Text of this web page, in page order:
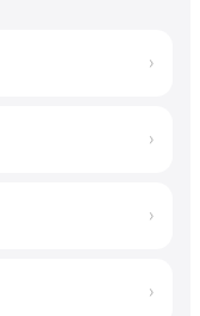
›
›
›
›